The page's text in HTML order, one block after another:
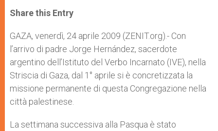
t
s
p
p
s
e
g
e
r
e
b
o
k
r
Share this Entry
GAZA, venerdì, 24 aprile 2009 (ZENIT.org).- Con
l’arrivo di padre Jorge Hernández, sacerdote
argentino dell’Istituto del Verbo Incarnato (IVE), nella
Striscia di Gaza, dal 1° aprile si è concretizzata la
missione permanente di questa Congregazione nella
città palestinese.
La settimana successiva alla Pasqua è stato